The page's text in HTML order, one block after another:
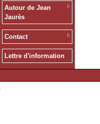
Autour de Jean
Jaurès
Contact
Lettre d'information